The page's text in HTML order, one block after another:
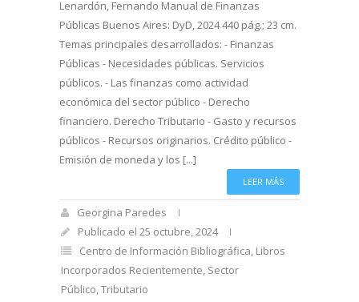
Lenardón, Fernando Manual de Finanzas
Públicas Buenos Aires: DyD, 2024 440 pág.; 23 cm.
Temas principales desarrollados: - Finanzas
Públicas - Necesidades públicas. Servicios
públicos. - Las finanzas como actividad
económica del sector público - Derecho
financiero. Derecho Tributario - Gasto y recursos
públicos - Recursos originarios. Crédito público -
Emisión de moneda y los [...]
LEER MÁS
Georgina Paredes
Publicado el 25 octubre, 2024
Centro de Información Bibliográfica, Libros
Incorporados Recientemente, Sector
Público,Tributario